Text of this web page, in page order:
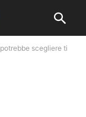
scegliere ti